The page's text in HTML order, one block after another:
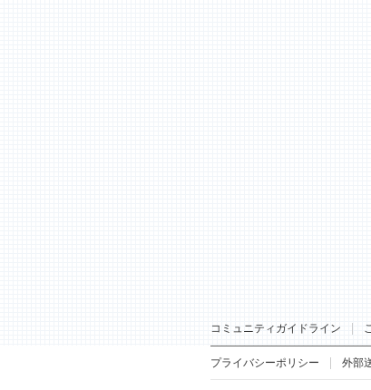
コミュニティガイドライン
プライバシーポリシー 外部